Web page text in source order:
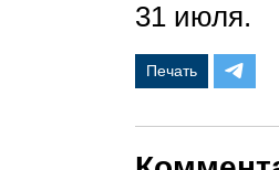
31 июля.
Печать